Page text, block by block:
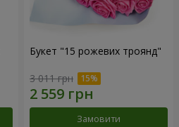
Букет "15 рожевих троянд"
3 011 грн
Замовити